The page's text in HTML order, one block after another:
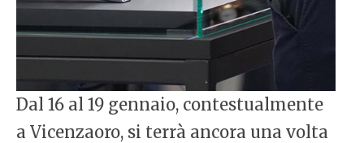
Dal 16 al 19 gennaio, contestualmente
a Vicenzaoro, si terrà ancora una volta